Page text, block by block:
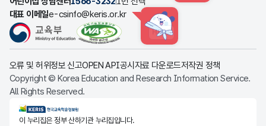
대표 이메일e-csinfo@keris.or.kr
HINT
오류 및 허위정보 신고OPEN API공시자료 다운로드저작권 정책
Copyright © Korea Education and Research Information Service.
All Rights Reserved.
KERIS한국교육학술정보원
이 누리집은 정부 산하기관 누리집입니다.